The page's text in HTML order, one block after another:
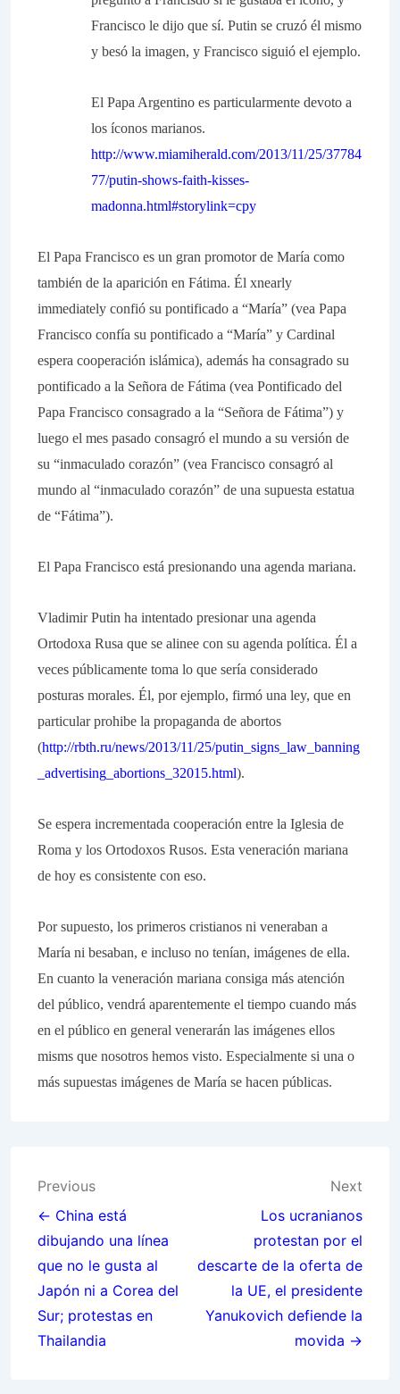
Francisco le dijo que sí. Putin se cruzó él mismo
y besó la imagen, y Francisco siguió el ejemplo.
El Papa Argentino es particularmente devoto a
los íconos marianos.
http://www.miamiherald.com/2013/11/25/37784
77/putin-shows-faith-kisses-
madonna.html#storylink=cpy
El Papa Francisco es un gran promotor de María como
también de la aparición en Fátima. Él xnearly
immediately confió su pontificado a “María” (vea Papa
Francisco confía su pontificado a “María” y Cardinal
espera cooperación islámica), además ha consagrado su
pontificado a la Señora de Fátima (vea Pontificado del
Papa Francisco consagrado a la “Señora de Fátima”) y
luego el mes pasado consagró el mundo a su versión de
su “inmaculado corazón” (vea Francisco consagró al
mundo al “inmaculado corazón” de una supuesta estatua
de “Fátima”).
El Papa Francisco está presionando una agenda mariana.
Vladimir Putin ha intentado presionar una agenda
Ortodoxa Rusa que se alinee con su agenda política. Él a
veces públicamente toma lo que sería considerado
posturas morales. Él, por ejemplo, firmó una ley, que en
particular prohibe la propaganda de abortos
(http://rbth.ru/news/2013/11/25/putin_signs_law_banning
_advertising_abortions_32015.html).
Se espera incrementada cooperación entre la Iglesia de
Roma y los Ortodoxos Rusos. Esta veneración mariana
de hoy es consistente con eso.
Por supuesto, los primeros cristianos ni veneraban a
María ni besaban, e incluso no tenían, imágenes de ella.
En cuanto la veneración mariana consiga más atención
del público, vendrá aparentemente el tiempo cuando más
en el público en general venerarán las imágenes ellos
misms que nosotros hemos visto. Especialmente si una o
más supuestas imágenes de María se hacen públicas.
Post
navigation
Previous
← China está
dibujando una línea
que no le gusta al
Japón ni a Corea del
Sur; protestas en
Thailandia
Next
Los ucranianos
protestan por el
descarte de la oferta de
la UE, el presidente
Yanukovich defiende la
movida →